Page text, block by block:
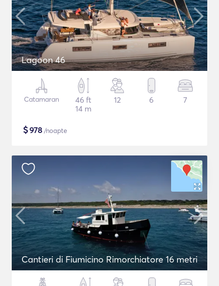
Lagoon 46
Catamaran
46 ft
14 m
12 6 7
$978 /noapte
Cantieri di Fiumicino Rimorchiatore 16 metri